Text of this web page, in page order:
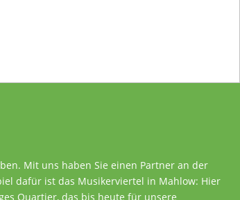
Mit uns haben Sie einen Partner an der
dafür ist das Musikerviertel in Mahlow: Hier
Quartier, das bis heute für unsere